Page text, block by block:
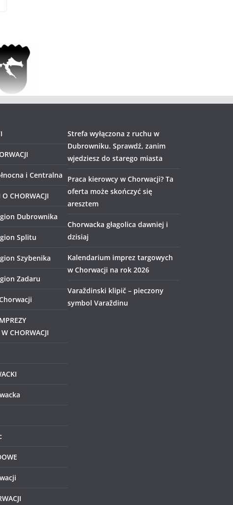
i Centralna
CHORWACJI
Dubrownika
Splitu
Szybenika
Zadaru
CHORWACJI
Strefa wyłączona z ruchu w
Dubrowniku. Sprawdź, zanim
wjedziesz do starego miasta
Praca kierowcy w Chorwacji? Ta
oferta może skończyć się
aresztem
Chorwacka głagolica dawniej i
dzisiaj
Kalendarium imprez targowych
w Chorwacji na rok 2026
Varaždinski klipič – pieczony
symbol Varaždinu